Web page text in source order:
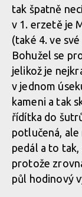
tak špatně
v 1. erzetě je
(také 4. ve
Bohužel se
jelikož je
v jednom
kameni a tak
řídítka do
potlučená,
pedál a to tak,
protože
půl hodinový